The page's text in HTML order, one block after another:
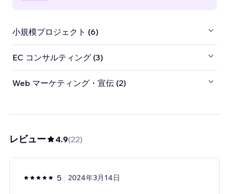
小規模プロジェクト (6)
EC コンサルティング (3)
Web マーケティング・宣伝 (2)
レビュー 4.9(22)
5 2024年3月14日